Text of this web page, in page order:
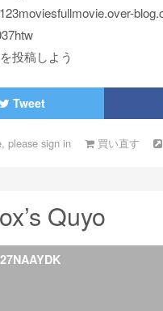
投稿しよう
Tweet
please sign in 買い直す
Quyo